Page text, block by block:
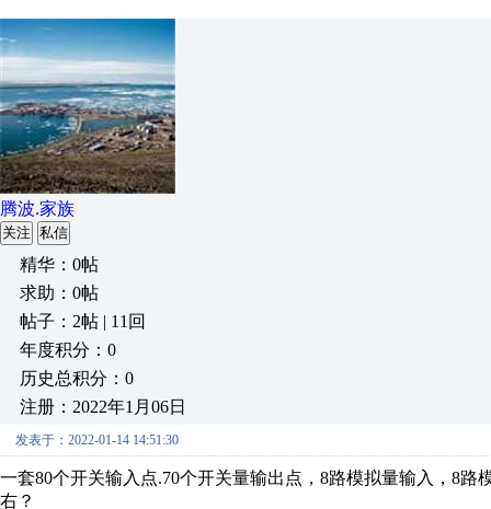
腾波.家族
关注 私信
精华：0帖
求助：0帖
帖子：2帖 | 11回
年度积分：0
历史总积分：0
注册：2022年1月06日
发表于：2022-01-14 14:51:30
一套80个开关输入点.70个开关量输出点，8路模拟量输入，8
右？